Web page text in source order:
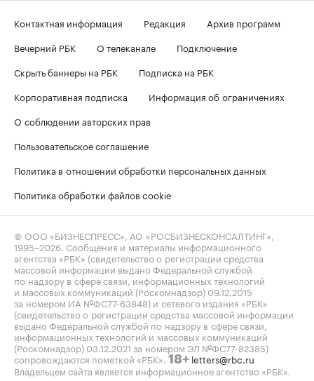
Контактная информация Редакция
Архив программ
Вечерний РБК
О телеканале
Подключение
Скрыть баннеры на РБК
Подписка на РБК
Корпоративная подписка
Информация об ограничениях
О соблюдении авторских прав
Пользовательское соглашение
Политика в отношении обработки персональных данных
Политика обработки файлов cookie
© ООО «БИЗНЕСПРЕСС», АО «РОСБИЗНЕСКОНСАЛТИНГ»,
1995–2026 . Сообщения и материалы информационного
агентства «РБК» (свидетельство о регистрации средства
массовой информации выдано Федеральной службой
по надзору в сфере связи, информационных технологий
и массовых коммуникаций (Роскомнадзор) 09.12.2015
за номером ИА №ФС77-63848) и сетевого издания «РБК»
(свидетельство о регистрации средства массовой информации
выдано Федеральной службой по надзору в сфере связи,
информационных технологий и массовых коммуникаций
(Роскомнадзор) 03.12.2021 за номером ЭЛ №ФС77-82385)
сопровождаются пометкой «РБК». 18+ letters@rbc.ru
Владельцем сайта является информационное агентство «РБК».